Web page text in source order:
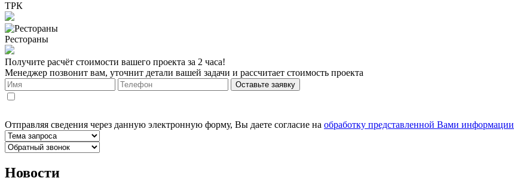
ТРК
Рестораны
Получите расчёт стоимости вашего проекта за 2 часа!
Менеджер позвонит вам, уточнит детали вашей задачи и рассчитает стоимость проекта
Оставьте заявку
Отправляя сведения через данную электронную форму, Вы даете согласие на обработку представленной Вами информации
Новости